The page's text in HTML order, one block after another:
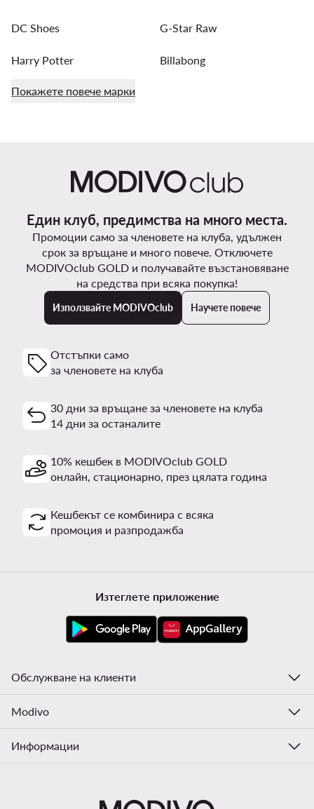
DC Shoes G-Star Raw
Harry Potter Billabong
Покажете повече марки
Един клуб, предимства на много места.
Промоции само за членовете на клуба, удължен
срок за връщане и много повече. Отключете
MODIVOclub GOLD и получавайте възстановяване
на средства при всяка покупка!
Използвайте MODIVOclub Научете повече
Отстъпки само
за членовете на клуба
30 дни за връщане за членовете на клуба
14 дни за останалите
10% кешбек в MODIVOclub GOLD
онлайн, стационарно, през цялата година
Кешбекът се комбинира с всяка
промоция и разпродажба
Изтеглете приложение
Обслужване на клиенти
Modivo
Информации